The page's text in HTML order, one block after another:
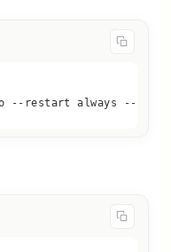
--restart always --